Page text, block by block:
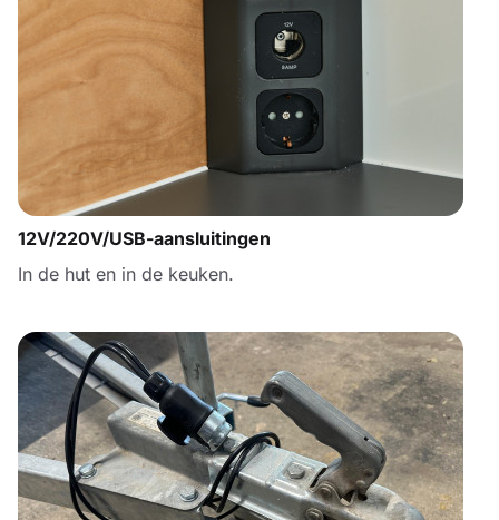
12V/220V/USB-aansluitingen
In de hut en in de keuken.